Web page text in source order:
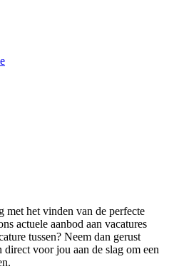
het vinden van de perfecte
actuele aanbod aan vacatures
tussen? Neem dan gerust
voor jou aan de slag om een